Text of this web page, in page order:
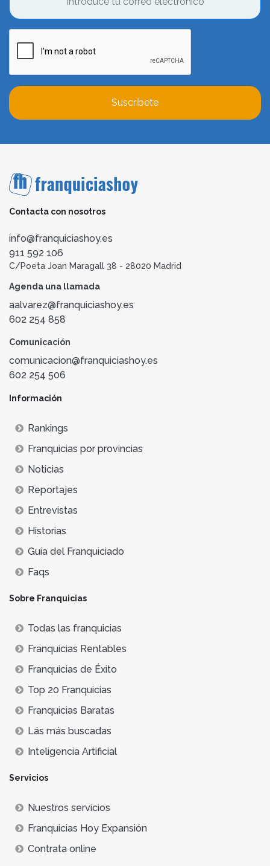
Suscríbete
Contacta con nosotros
info@franquiciashoy.es
911 592 106
C/Poeta Joan Maragall 38 - 28020 Madrid
Agenda una llamada
aalvarez@franquiciashoy.es
602 254 858
Comunicación
comunicacion@franquiciashoy.es
602 254 506
Información
Rankings
Franquicias por provincias
Noticias
Reportajes
Entrevistas
Historias
Guía del Franquiciado
Faqs
Sobre Franquicias
Todas las franquicias
Franquicias Rentables
Franquicias de Éxito
Top 20 Franquicias
Franquicias Baratas
Lás más buscadas
Inteligencia Artificial
Servicios
Nuestros servicios
Franquicias Hoy Expansión
Contrata online